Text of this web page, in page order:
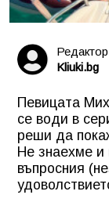
Kliuki.bg
Певицата
се води в
реши да
Не знаехме
въпросния